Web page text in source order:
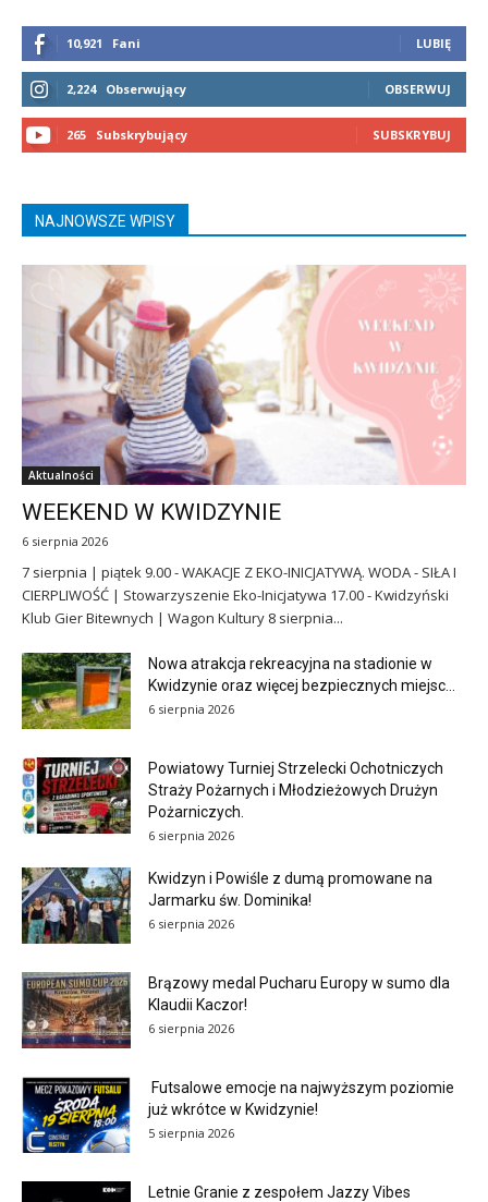
10,921 Fani LUBIĘ
2,224 Obserwujący OBSERWUJ
265 Subskrybujący SUBSKRYBUJ
NAJNOWSZE WPISY
Aktualności
WEEKEND W KWIDZYNIE
6 sierpnia 2026
7 sierpnia | piątek 9.00 - WAKACJE Z EKO-INICJATYWĄ. WODA - SIŁA I
CIERPLIWOŚĆ | Stowarzyszenie Eko-Inicjatywa 17.00 - Kwidzyński
Klub Gier Bitewnych | Wagon Kultury 8 sierpnia...
Nowa atrakcja rekreacyjna na stadionie w
Kwidzynie oraz więcej bezpiecznych miejsc...
6 sierpnia 2026
Powiatowy Turniej Strzelecki Ochotniczych
Straży Pożarnych i Młodzieżowych Drużyn
Pożarniczych.
6 sierpnia 2026
Kwidzyn i Powiśle z dumą promowane na
Jarmarku św. Dominika!
6 sierpnia 2026
Brązowy medal Pucharu Europy w sumo dla
Klaudii Kaczor!
6 sierpnia 2026
Futsalowe emocje na najwyższym poziomie
już wkrótce w Kwidzynie!
5 sierpnia 2026
Letnie Granie z zespołem Jazzy Vibes